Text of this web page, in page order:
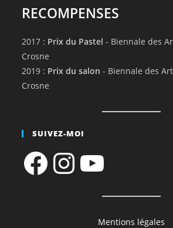
RECOMPENSES
2017 : Prix du Pastel - Biennale des
Crosne
2019 : Prix du salon - Biennale des
Crosne
SUIVEZ-MOI
FacebookInstagramYouTube
Mentions légales